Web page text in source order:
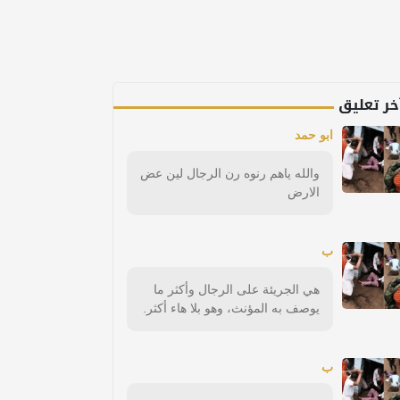
تعليق
ابو حمد
والله ياهم رنوه رن الرجال لين عض
الارض
ب
هي الجريئة على الرجال وأكثر ما
يوصف به المؤنث، وهو بلا هاء أكثر.
ب